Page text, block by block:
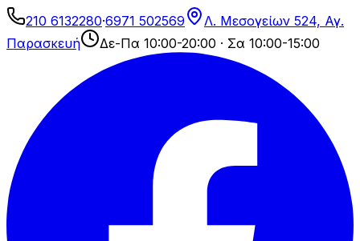
210 6132280·6971 502569
Λ. Μεσογείων 524, Αγ.
Παρασκευή
Δε-Πα 10:00-20:00 · Σα 10:00-15:00